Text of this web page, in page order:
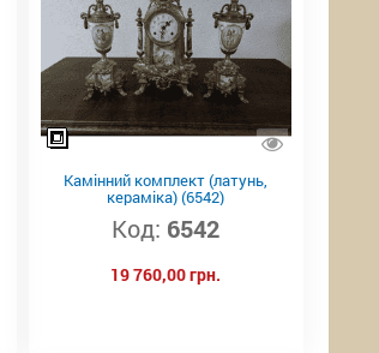
Камінний комплект (латунь,
кераміка) (6542)
Код: 6542
19 760,00 грн.